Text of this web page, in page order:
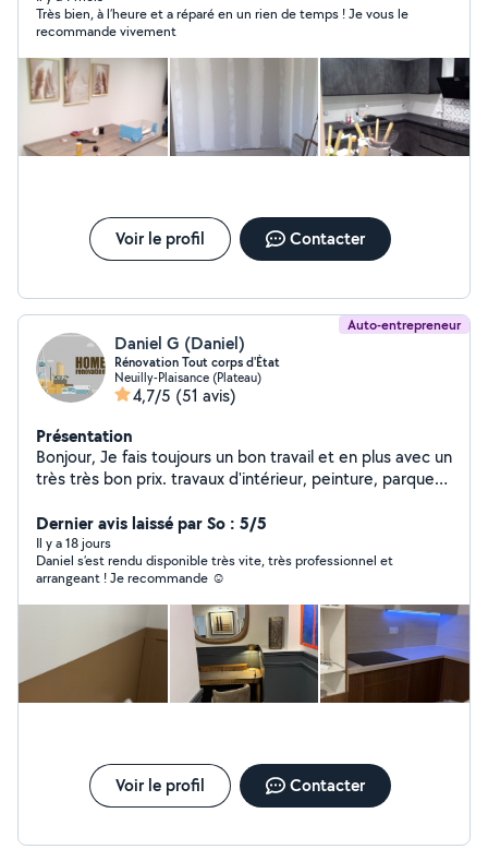
Très bien, à l’heure et a réparé en un rien de temps ! Je vous le
recommande vivement
Voir le profil Contacter
Auto-entrepreneur
Daniel G (Daniel)
Rénovation Tout corps d'État
Neuilly-Plaisance (Plateau)
4,7/5 (51 avis)
Présentation
Bonjour, Je fais toujours un bon travail et en plus avec un
très très bon prix. travaux d'intérieur, peinture, parquet,
j'ai plus de 12 ans d'expérience dans le domaine.Merci
beaucoup à vous
Dernier avis laissé par So : 5/5
Il y a 18 jours
Daniel s’est rendu disponible très vite, très professionnel et
arrangeant ! Je recommande ☺️
Voir le profil Contacter